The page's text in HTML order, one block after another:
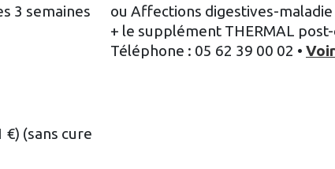
3 semaines
(sans cure
ou Affections digestives-
+ le supplément THERMAL
Téléphone : 05 62 39 00 02 •